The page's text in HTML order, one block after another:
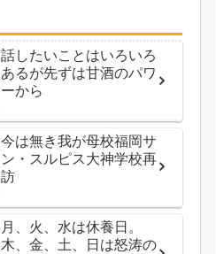
話したいことはいろいろ
あるが先ずは甘酒のパワ
ーから
今は無き我が母校福岡サ
ン・スルピス大神学校再
訪
月、火、水は休養日。
木、金、土、日は怒涛の